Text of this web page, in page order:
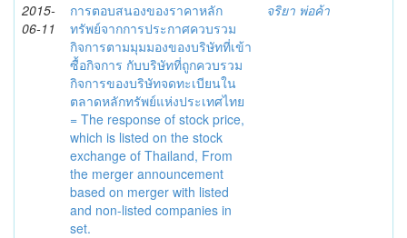
2015-
06-11
การตอบสนองของราคาหลัก
ทรัพย์จากการประกาศควบรวม
กิจการตามมุมมองของบริษัทที่เข้า
ซื้อกิจการ กับบริษัทที่ถูกควบรวม
กิจการของบริษัทจดทะเบียนใน
ตลาดหลักทรัพย์แห่งประเทศไทย
= The response of stock price,
which is listed on the stock
exchange of Thailand, From
the merger announcement
based on merger with listed
and non-listed companies in
set.
จริยา พ่อค้า